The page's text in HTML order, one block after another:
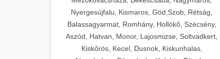
Nyergesújfalu, Kismaros, Göd,Szob, Rétság,
Balassagyarmat, Romhány, Hollókő, Szécsény,
Aszód, Hatvan, Monor, Lajosmizse, Soltvadkert,
Kiskőrös, Kecel, Dusnok, Kiskunhalas,